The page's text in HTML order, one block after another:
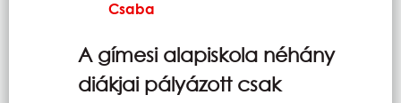
Csaba
A gímesi alapiskola néhány
diákjai pályázott csak